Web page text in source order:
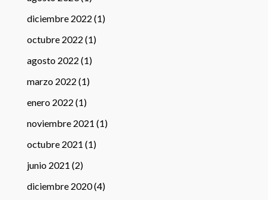
diciembre 2022 (1)
octubre 2022 (1)
agosto 2022 (1)
marzo 2022 (1)
enero 2022 (1)
noviembre 2021 (1)
octubre 2021 (1)
junio 2021 (2)
diciembre 2020(4)